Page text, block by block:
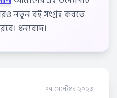
নতুন বই সংগ্রহ করতে
ধন্যবাদ।
০৭ সেপ্টেম্বর ২০২৩